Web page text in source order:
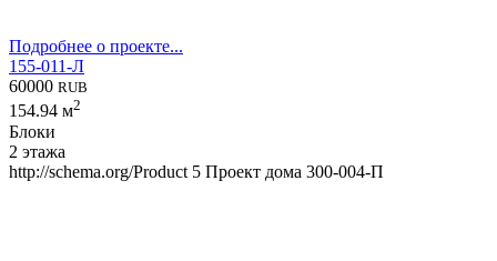
Подробнее о проекте...
155-011-Л
60000 RUB
154.94 м2
Блоки
2 этажа
http://schema.org/Product 5 Проект дома 300-004-П